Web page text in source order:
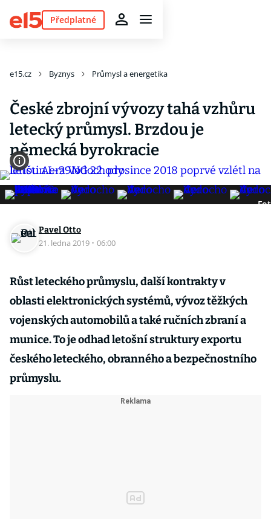
Předplatné
e15.cz Byznys Průmysl a energetika
České zbrojní vývozy tahá vzhůru
letecký průmysl. Brzdou je
německá byrokracie
Pavel Otto
21. ledna 2019 · 06:00
Růst leteckého průmyslu, další kontrakty v
oblasti elektronických systémů, vývoz těžkých
vojenských automobilů a také ručních zbraní a
munice. To je odhad letošní struktury exportu
českého leteckého, obranného a bezpečnostního
průmyslu.